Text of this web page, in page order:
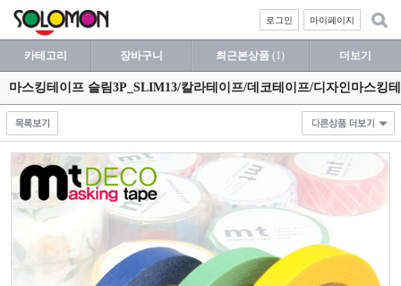
마이페이지
로그인
카테고리 장바구니 최근본상품 (1) 더보기
마스킹테이프 슬림3P_SLIM13/칼라테이프/데코테이프/디자인마스킹